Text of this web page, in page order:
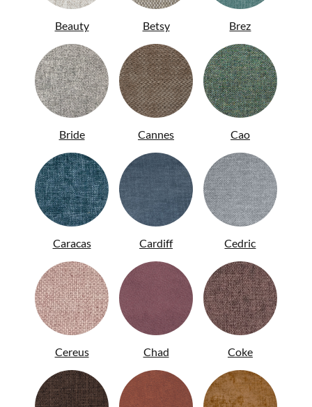
ENG
Beauty Betsy Brez
Bride Cannes Cao
Caracas Cardiff Cedric
Cereus Chad Coke